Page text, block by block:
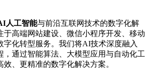
人工智能与前沿互联网技术的数字化解
于高端网站建设、微信小程序开发、移动
字化转型服务。我们将AI技术深度融入
，通过智能算法、大模型应用与自动化工
、更精准的数字化解决方案。